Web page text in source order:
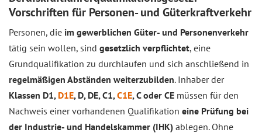
Vorschriften für Personen- und Güterkraftverkehr
Personen, die im gewerblichen Güter- und Personenverkehr
tätig sein wollen, sind gesetzlich verpflichtet, eine
Grundqualifikation zu durchlaufen und sich anschließend in
regelmäßigen Abständen weiterzubilden. Inhaber der
Klassen D1, D1E, D, DE, C1,C1E, C oder CE müssen für den
Nachweis einer vorhandenen Qualifikation eine Prüfung bei
der Industrie- und Handelskammer (IHK) ablegen. Ohne